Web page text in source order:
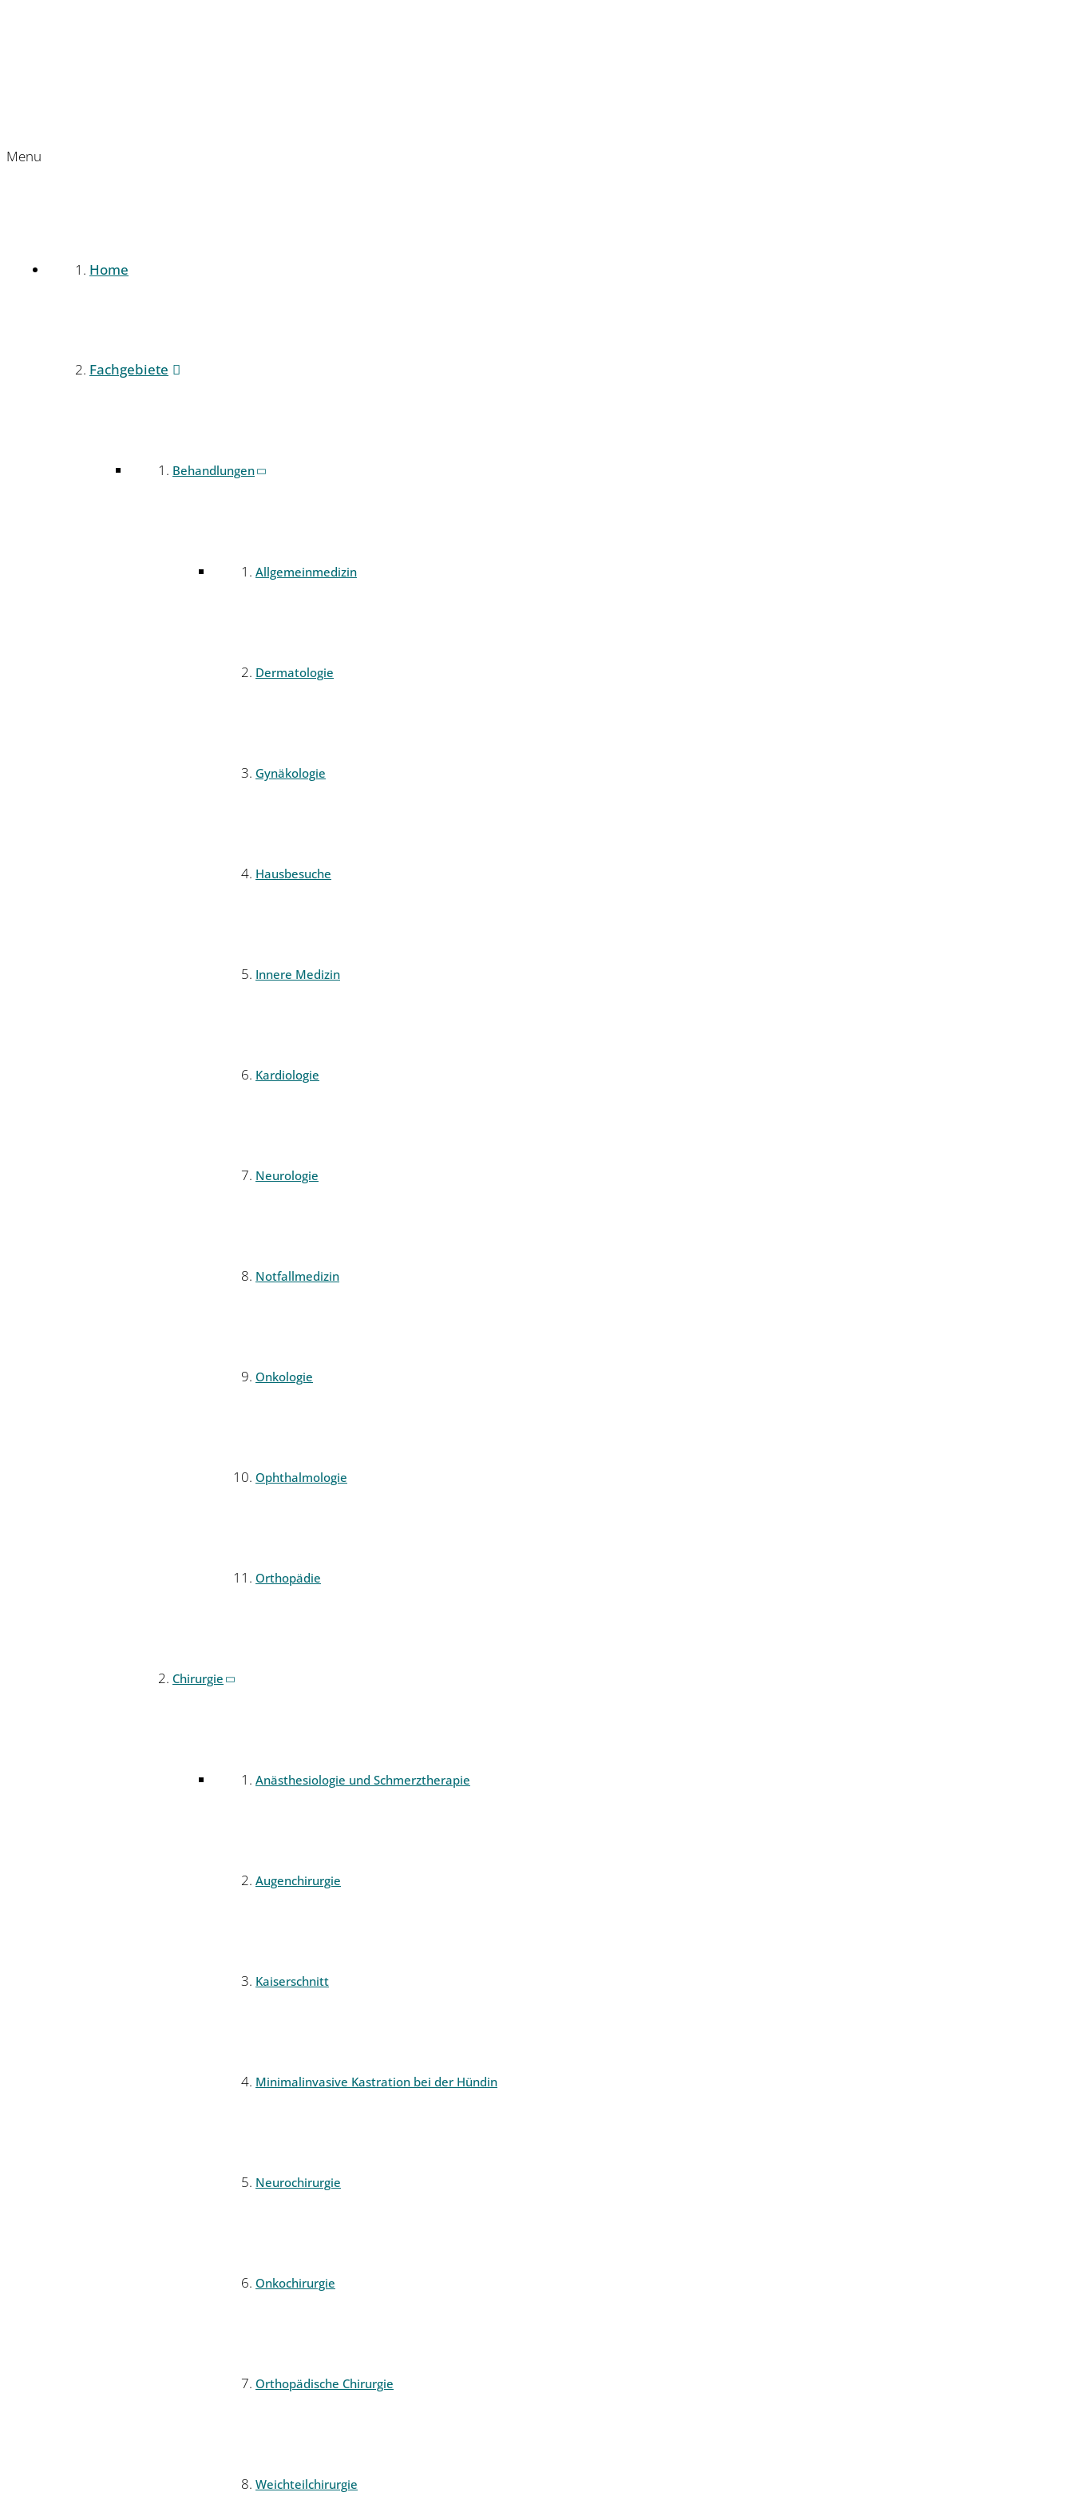
Menu
Home
Fachgebiete
Behandlungen
Allgemeinmedizin
Dermatologie
Gynäkologie
Hausbesuche
Innere Medizin
Kardiologie
Neurologie
Notfallmedizin
Onkologie
Ophthalmologie
Orthopädie
Chirurgie
Anästhesiologie und Schmerztherapie
Augenchirurgie
Kaiserschnitt
Minimalinvasive Kastration bei der Hündin
Neurochirurgie
Onkochirurgie
Orthopädische Chirurgie
Weichteilchirurgie